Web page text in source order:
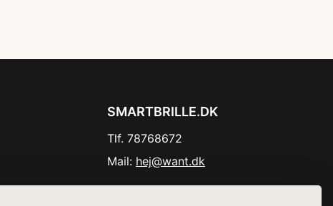
SMARTBRILLE.DK
Tlf. 78768672
Mail: hej@want.dk